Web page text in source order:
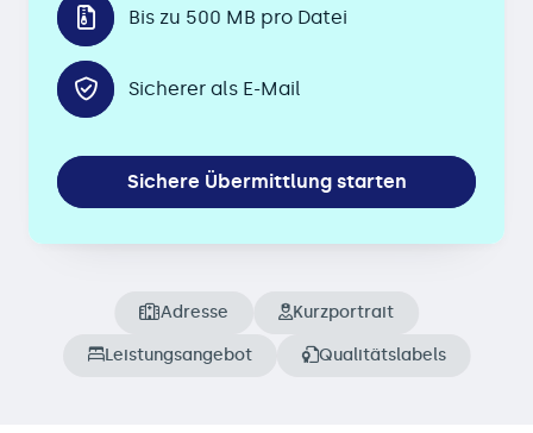
Bis zu 500 MB pro Datei
Sicherer als E-Mail
Sichere Übermittlung starten
Adresse Kurzportrait
Leistungsangebot Qualitätslabels